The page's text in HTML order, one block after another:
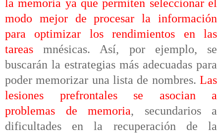
la memoria ya que permiten seleccionar el
modo mejor de procesar la información
para optimizar los rendimientos en las
tareasmnésicas. Así, por ejemplo, se
buscarán la estrategias más adecuadas para
poder memorizar una lista de nombres. Las
lesiones prefrontales se asocian a
problemas de memoria, secundarios a
dificultades en la recuperación de la